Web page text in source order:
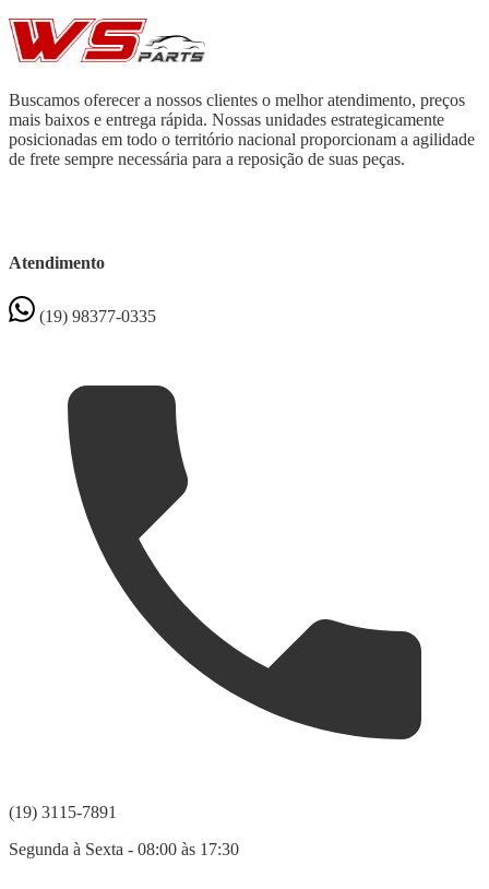
Buscamos oferecer a nossos clientes o melhor atendimento, preços
mais baixos e entrega rápida. Nossas unidades estrategicamente
posicionadas em todo o território nacional proporcionam a agilidade
de frete sempre necessária para a reposição de suas peças.
Atendimento
(19) 98377-0335
(19) 3115-7891
Segunda à Sexta - 08:00 às 17:30